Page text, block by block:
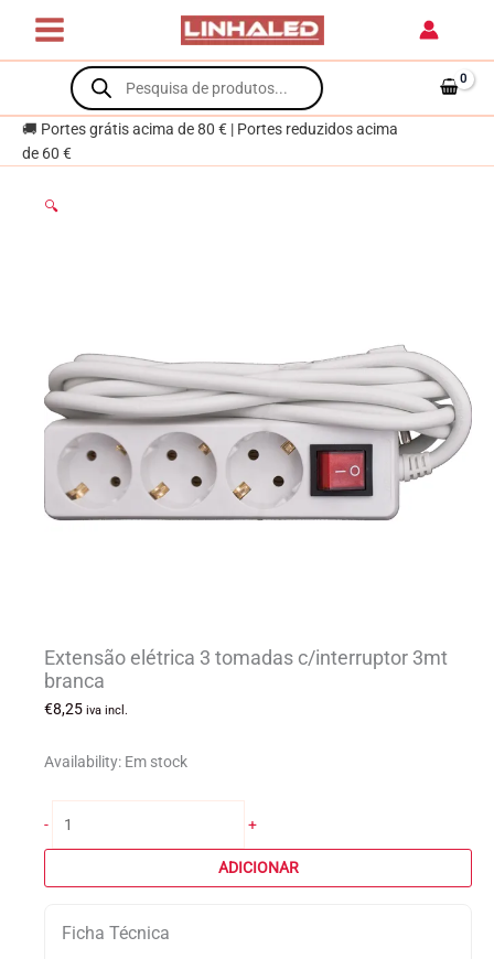
content
Products
search
🚚 Portes grátis acima de 80 € | Portes reduzidos acima
de 60 €
🔍
Extensão elétrica 3 tomadas c/interruptor 3mt
branca
€8,25 iva incl.
Availability: Em stock
-
elétrica
tomadas
+
ADICIONAR
Ficha Técnica
tomadas
c/interruptor
branca